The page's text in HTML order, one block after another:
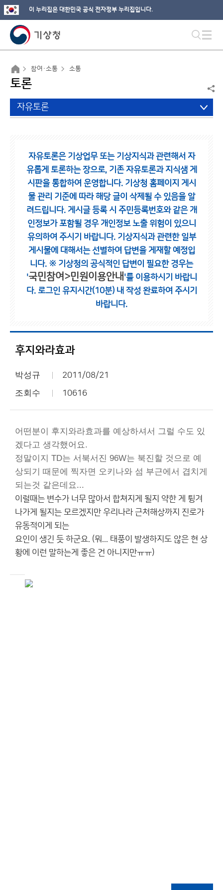
이 누리집은 대한민국 공식 전자정부 누리집입니다.
참여·소통 소통
토론
자유토론
자유토론은 기상업무 또는 기상지식과 관련해서 자
유롭게 토론하는 장으로, 기존 자유토론과 지식샘 게
시판을 통합하여 운영합니다. 기상청 홈페이지 게시
물 관리 기준에 따라 해당 글이 삭제될 수 있음을 알
려드립니다. 게시글 등록 시 주민등록번호와 같은 개
인정보가 포함될 경우 개인정보 노출 위험이 있으니
유의하여 주시기 바랍니다. 기상지식과 관련한 일부
게시물에 대해서는 선별하여 답변을 게재할 예정입
니다. ※ 기상청의 공식적인 답변이 필요한 경우는
'국민참여>민원이용안내 '를 이용하시기 바랍니
다. 로그인 유지시간(10분) 내 작성 완료하여 주시기
바랍니다.
후지와라효과
박성규 2011/08/21
조회수 10616
어떤분이 후지와라효과를 예상하셔서 그럴 수도 있
겠다고 생각했어요.
정말이지 TD는 서북서진 96W는 북진할 것으로 예
상되기 때문에 찍자면 오키나와 섬 부근에서 겹치게
되는것 같은데요...
이럴때는 변수가 너무 많아서 합쳐지게 될지 약한 게 튕겨
나가게 될지는 모르겠지만 우리나라 근처해상까지 진로가
유동적이게 되는
요인이 생긴 듯 하군요. (뭐... 태풍이 발생하지도 않은 현 상
황에 이런 말하는게 좋은 건 아니지만ㅠㅠ)